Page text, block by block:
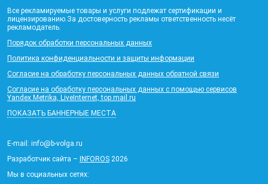
Все рекламируемые товары и услуги подлежат сертификации и
лицензированию.За достоверность рекламы ответственность несёт
рекламодатель.
Порядок обработки персональных данных
Политика конфиденциальности и защиты информации
Согласие на обработку персональных данных обратной связи
Согласие на обработку персональных данных с помощью сервисов
Yandex.Metrika, LiveInternet, top.mail.ru
ПОКАЗАТЬ БАННЕРНЫЕ МЕСТА
E-mail: info@b-volga.ru
Разработчик сайта – INFOROS 2026
Мы в социальных сетях: